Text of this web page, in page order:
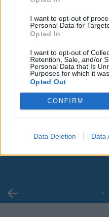
I want to opt-out of
Personal Data for
Opted In
I want to opt-out of
Retention, Sale, and/or
Personal Data that Is
Purposes for which it
Opted Out
CONFIRM
Data Deletion Data
00:00
Leonardo Maria Del